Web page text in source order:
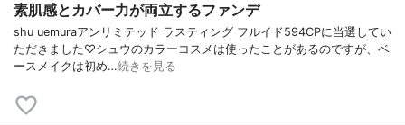
素肌感とカバー力が両立するファンデ
shu uemuraアンリミテッド ラスティング フルイド594CPに当選してい
ただきました♡シュウのカラーコスメは使ったことがあるのですが、ベ
ースメイクは初め…続きを見る